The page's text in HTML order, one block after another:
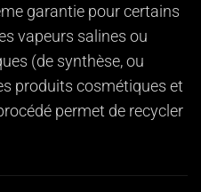
garantie pour certains
vapeurs salines ou
(de synthèse, ou
produits cosmétiques et
permet de recycler